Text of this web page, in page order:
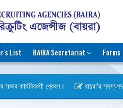
List BAIRA Secretariat Forms
কার্যবিবরণী প্রেরণ। বায়রা’র সদস্যপদ